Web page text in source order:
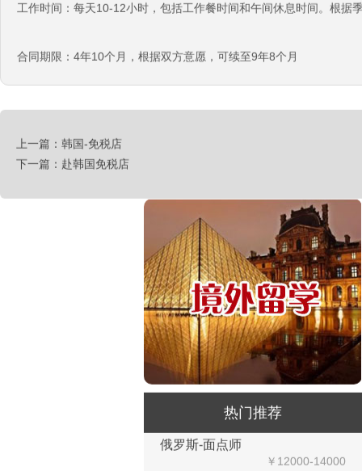
工作时间：每天10-12小时，包括工作餐时间和午间休息时间。根据
合同期限：4年10个月，根据双方意愿，可续至9年8个月
上一篇：韩国-免税店
下一篇：赴韩国免税店
热门推荐
西班牙肉食品加工厂
荷兰-甜点厨师
￥税后月薪2100欧
韩国-烤鸭师傅
￥260-350万韩币
新加坡-火锅店店长
￥3300-3666新（人民币1800-
20000）
韩国-免税店
￥220万+销售奖金
新西兰-农业工